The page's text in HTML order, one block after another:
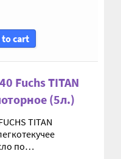
с крупной
to cart
Fuchs TITAN
(5л.)
TITAN
по…